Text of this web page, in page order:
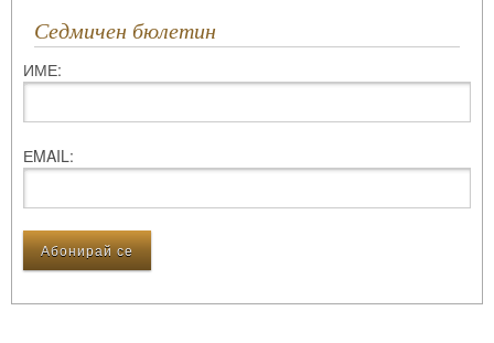
Седмичен бюлетин
ИМЕ:
ЕMAIL: